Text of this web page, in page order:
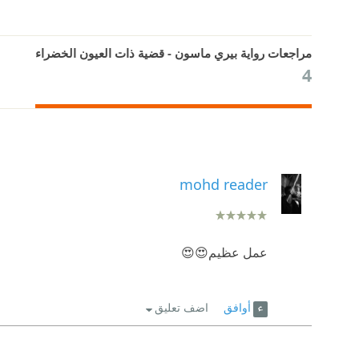
مراجعات رواية ‎بيري ماسون - قضية ذات العيون الخضراء
4
mohd reader
عمل عظيم😍😍
أوافق اضف تعليق